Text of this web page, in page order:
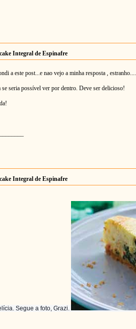
Integral de Espinafre
a este post...e nao vejo a minha resposta , estranho....
se seria possível ver por dentro. Deve ser delicioso!
Integral de Espinafre
a. Segue a foto, Grazi.